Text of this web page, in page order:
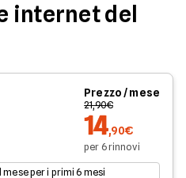
internet del
Prezzo / mese
21,90€
14,90€
per 6 rinnovi
mese per i primi 6 mesi